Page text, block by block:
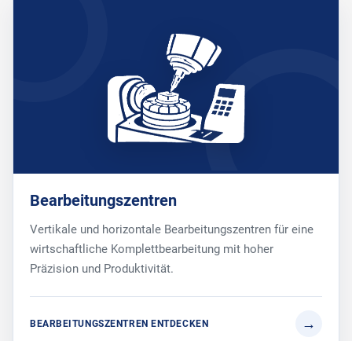
Bearbeitungszentren
Vertikale und horizontale Bearbeitungszentren für eine
wirtschaftliche Komplettbearbeitung mit hoher
Präzision und Produktivität.
BEARBEITUNGSZENTREN ENTDECKEN